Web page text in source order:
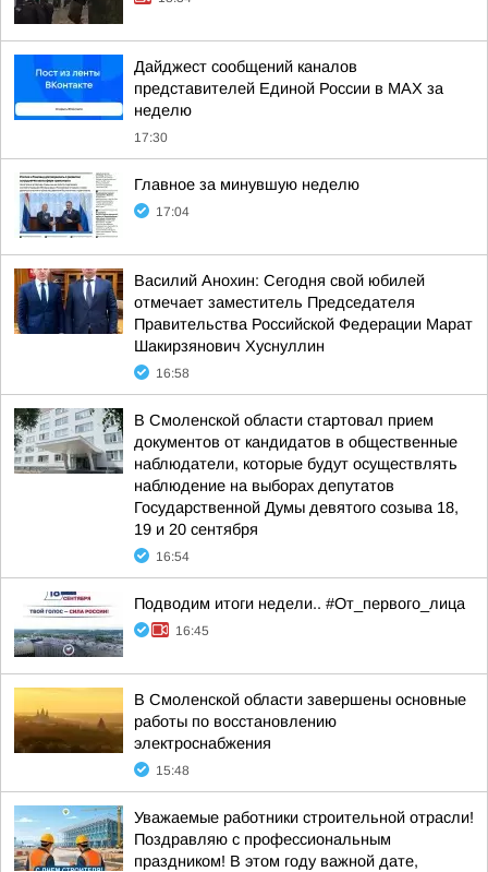
Дайджест сообщений каналов
представителей Единой России в МАХ за
неделю
17:30
Главное за минувшую неделю
17:04
Василий Анохин: Сегодня свой юбилей
отмечает заместитель Председателя
Правительства Российской Федерации Марат
Шакирзянович Хуснуллин
16:58
В Смоленской области стартовал прием
документов от кандидатов в общественные
наблюдатели, которые будут осуществлять
наблюдение на выборах депутатов
Государственной Думы девятого созыва 18,
19 и 20 сентября
16:54
Подводим итоги недели.. #От_первого_лица
16:45
В Смоленской области завершены основные
работы по восстановлению
электроснабжения
15:48
Уважаемые работники строительной отрасли!
Поздравляю с профессиональным
праздником! В этом году важной дате,